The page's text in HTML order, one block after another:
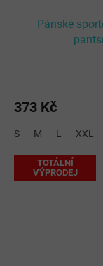
Pánské
373 Kč
S M L XXL
TOTÁLNÍ
VÝPRODEJ